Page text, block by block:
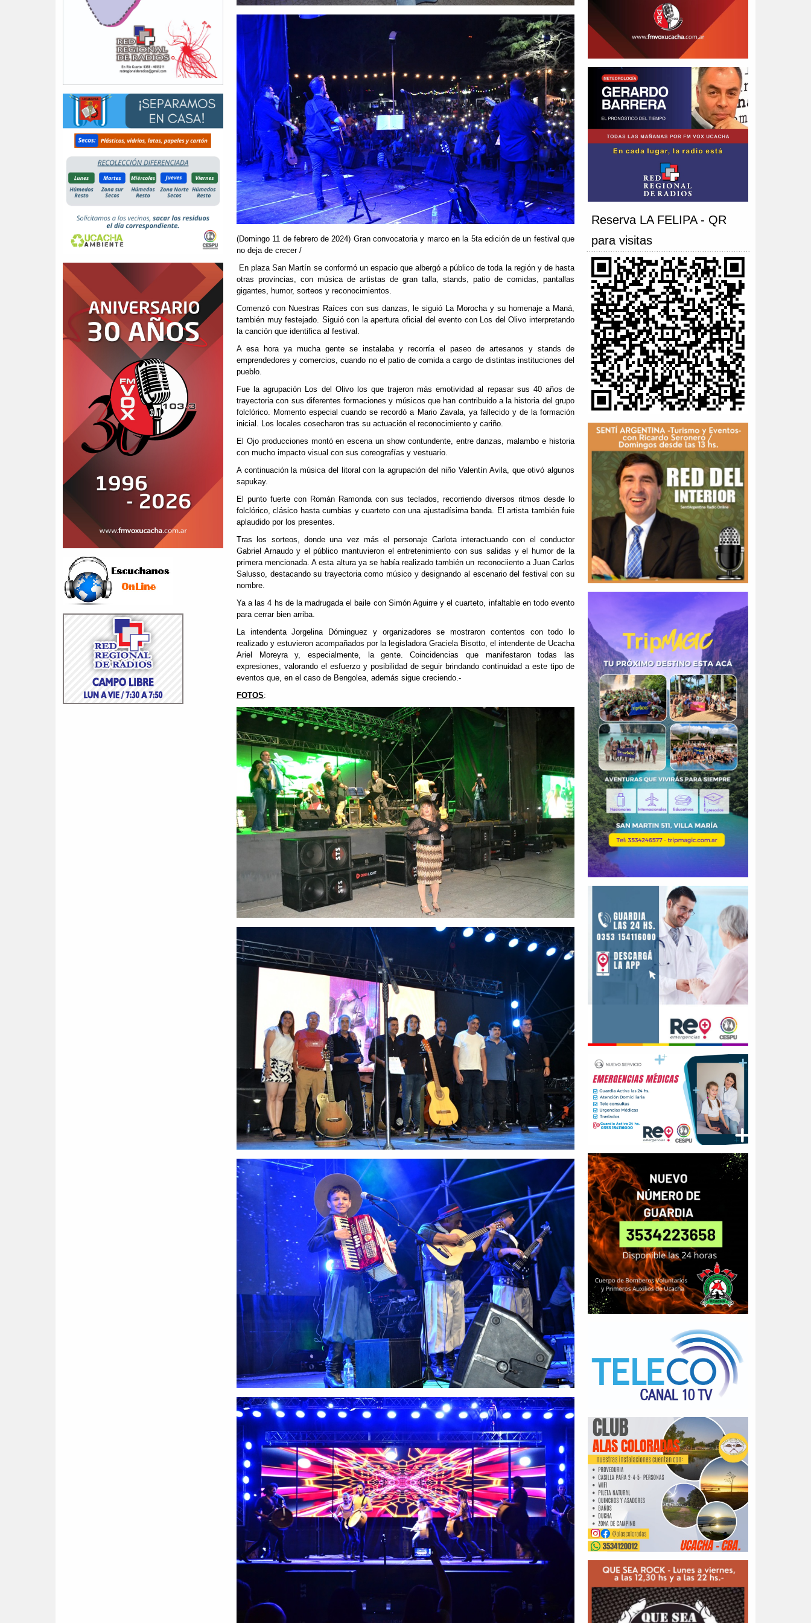
(Domingo 11 de febrero de 2024) Gran convocatoria y marco en la 5ta edición de un festival que
no deja de crecer /
En plaza San Martín se conformó un espacio que albergó a público de toda la región y de hasta
otras provincias, con música de artistas de gran talla, stands, patio de comidas, pantallas
gigantes, humor, sorteos y reconocimientos.
Comenzó con Nuestras Raíces con sus danzas, le siguió La Morocha y su homenaje a Maná,
también muy festejado. Siguió con la apertura oficial del evento con Los del Olivo interpretando
la canción que identifica al festival.
A esa hora ya mucha gente se instalaba y recorría el paseo de artesanos y stands de
emprendedores y comercios, cuando no el patio de comida a cargo de distintas instituciones del
pueblo.
Fue la agrupación Los del Olivo los que trajeron más emotividad al repasar sus 40 años de
trayectoria con sus diferentes formaciones y músicos que han contribuido a la historia del grupo
folclórico. Momento especial cuando se recordó a Mario Zavala, ya fallecido y de la formación
inicial. Los locales cosecharon tras su actuación el reconocimiento y cariño.
El Ojo producciones montó en escena un show contundente, entre danzas, malambo e historia
con mucho impacto visual con sus coreografías y vestuario.
A continuación la música del litoral con la agrupación del niño Valentín Avila, que otivó algunos
sapukay.
El punto fuerte con Román Ramonda con sus teclados, recorriendo diversos ritmos desde lo
folclórico, clásico hasta cumbias y cuarteto con una ajustadísima banda. El artista también fuie
aplaudido por los presentes.
Tras los sorteos, donde una vez más el personaje Carlota interactuando con el conductor
Gabriel Arnaudo y el público mantuvieron el entretenimiento con sus salidas y el humor de la
primera mencionada. A esta altura ya se había realizado también un reconociiento a Juan Carlos
Salusso, destacando su trayectoria como músico y designando al escenario del festival con su
nombre.
Ya a las 4 hs de la madrugada el baile con Simón Aguirre y el cuarteto, infaltable en todo evento
para cerrar bien arriba.
La intendenta Jorgelina Dóminguez y organizadores se mostraron contentos con todo lo
realizado y estuvieron acompañados por la legisladora Graciela Bisotto, el intendente de Ucacha
Ariel Moreyra y, especialmente, la gente. Coincidencias que manifestaron todas las
expresiones, valorando el esfuerzo y posibilidad de seguir brindando continuidad a este tipo de
eventos que, en el caso de Bengolea, además sigue creciendo.-
FOTOS:
Reserva LA FELIPA - QR
para visitas